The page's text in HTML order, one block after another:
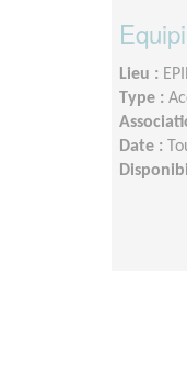
Lieu :
Type :
Date :